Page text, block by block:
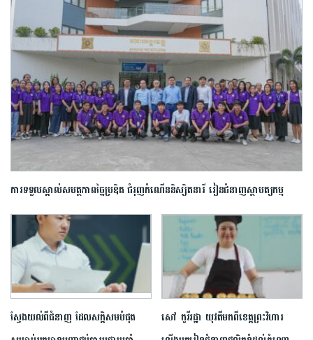
ការទទួលស្គាល់សមត្ថភាពច្នៃប្រឌិត ជំរុញកំណើននិស្សិតនារី រៀនជំនាញស្ថាបត្យកម្ម
ស្វែងយល់​ពីជំនាញ ដែល​សក្ដិសម​បំផុត
សៅ កូរីរដ្ឋា យុវតីមកពីខេត្តព្រះវិហារ